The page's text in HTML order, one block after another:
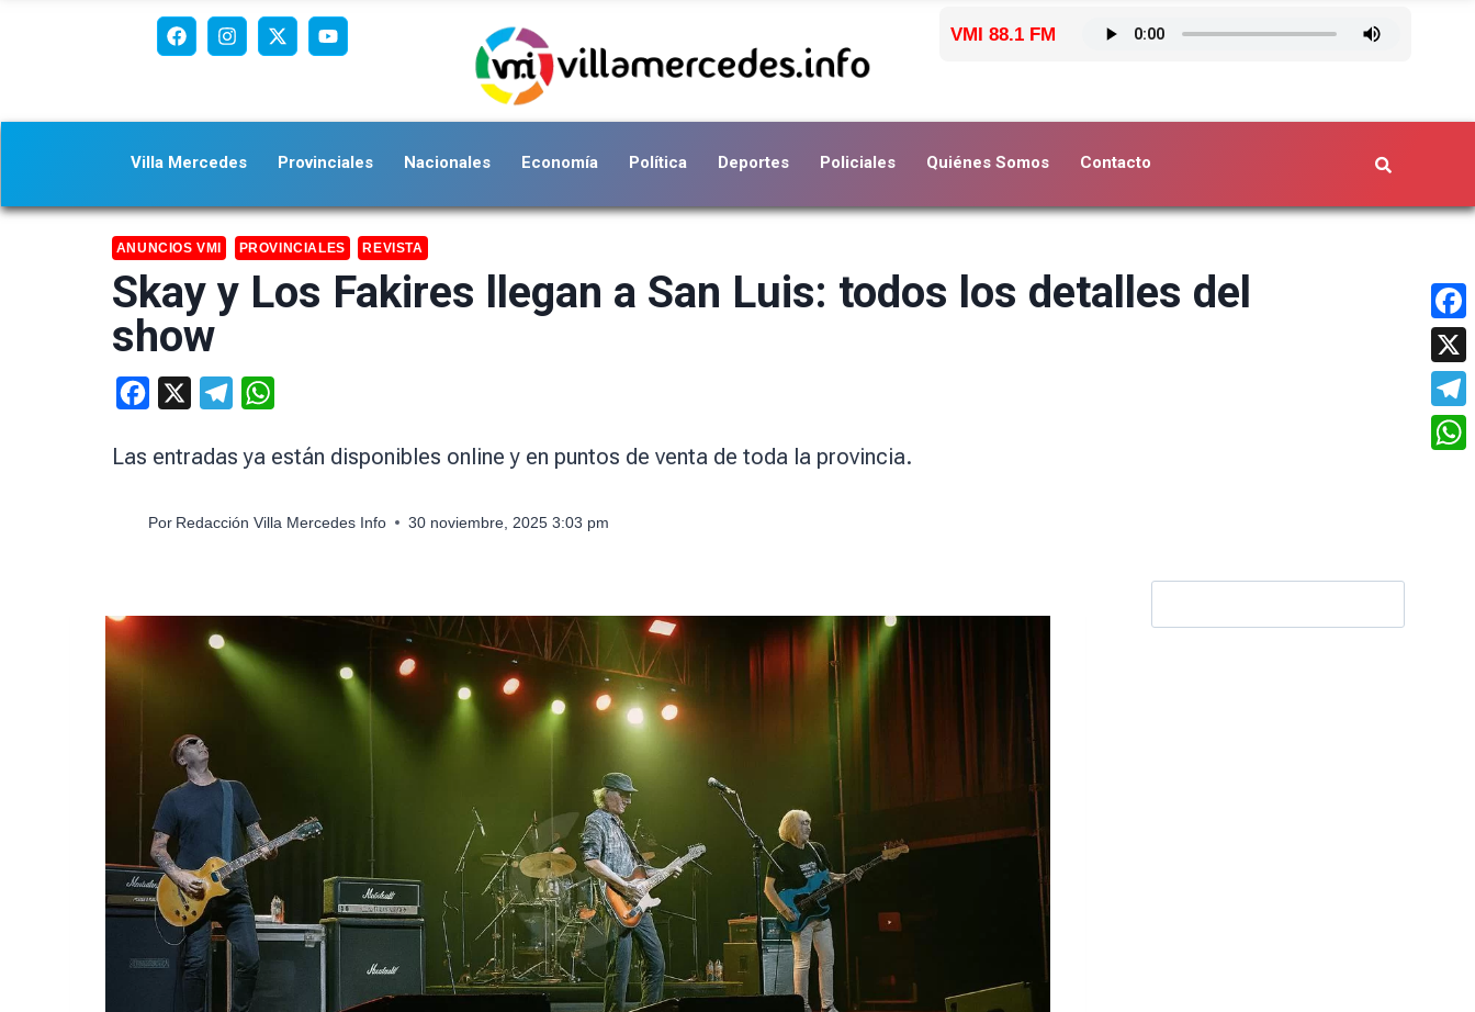
VMI 88.1 FM
Villa Mercedes Provinciales Nacionales Economía Política Deportes Policiales Quiénes Somos Contacto
ANUNCIOS VMI PROVINCIALES REVISTA
Skay y Los Fakires llegan a San Luis: todos los detalles del
show
Facebook Telegram
Las entradas ya están disponibles online y en puntos de venta de toda la provincia.
Por Redacción Villa Mercedes Info 30 noviembre, 2025 3:03 pm
X